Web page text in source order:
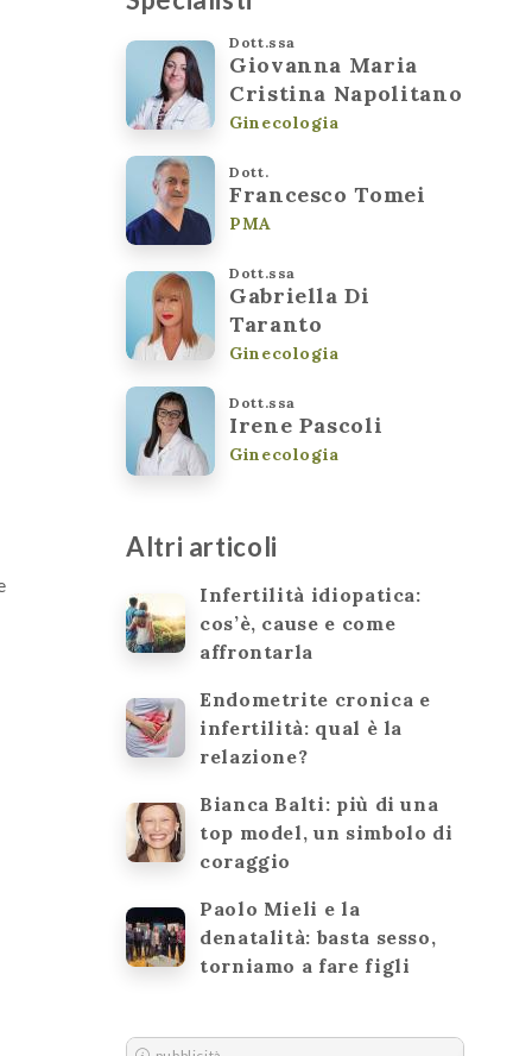
Dott.ssa
Giovanna Maria
Cristina Napolitano
Ginecologia
Dott.
Francesco Tomei
PMA
Dott.ssa
Gabriella Di
Taranto
Ginecologia
Dott.ssa
Irene Pascoli
Ginecologia
Altri articoli
Infertilità idiopatica:
cos’è, cause e come
affrontarla
Endometrite cronica e
infertilità: qual è la
relazione?
Bianca Balti: più di una
top model, un simbolo di
coraggio
Paolo Mieli e la
denatalità: basta sesso,
torniamo a fare figli